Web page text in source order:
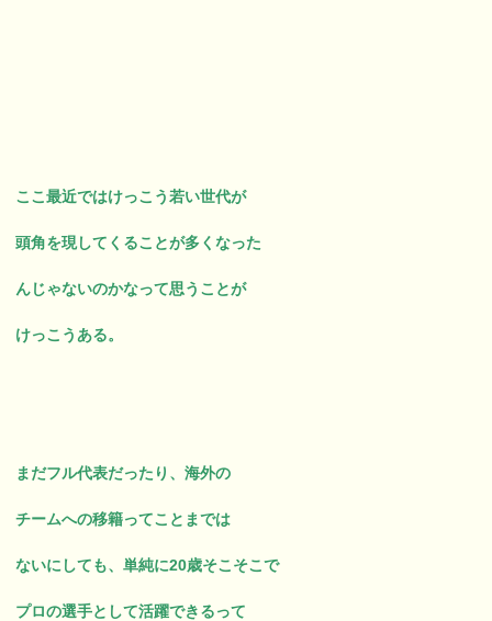
ここ最近ではけっこう若い世代が
頭角を現してくることが多くなった
んじゃないのかなって思うことが
けっこうある。
まだフル代表だったり、海外の
チームへの移籍ってことまでは
ないにしても、単純に20歳そこそこで
プロの選手として活躍できるって